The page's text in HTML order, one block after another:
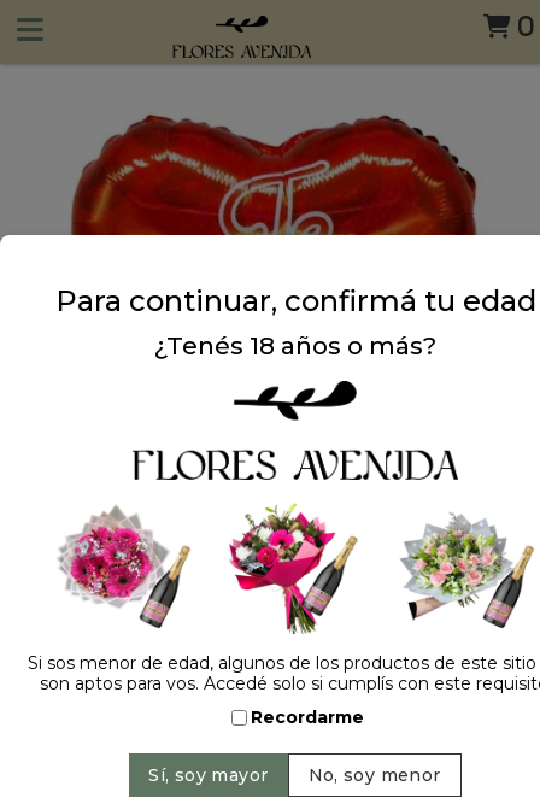
0
Dejá tu opinión
NOMBRE
Para continuar, confirmá tu edad
¿Tenés 18 años o más?
Si sos menor de edad, algunos de los productos de este
son aptos para vos. Accedé solo si cumplís con este
Recordarme